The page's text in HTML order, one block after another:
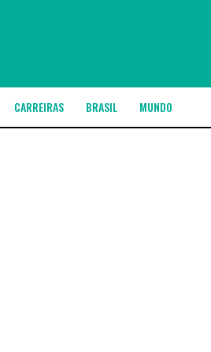
CARREIRAS BRASIL MUNDO